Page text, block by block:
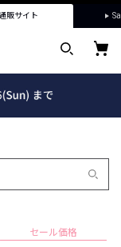
販サイト
セール価格